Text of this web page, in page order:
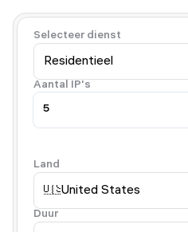
Selecteer dienst
Residentieel
Aantal IP's
Land
🇺🇸United States
Duur